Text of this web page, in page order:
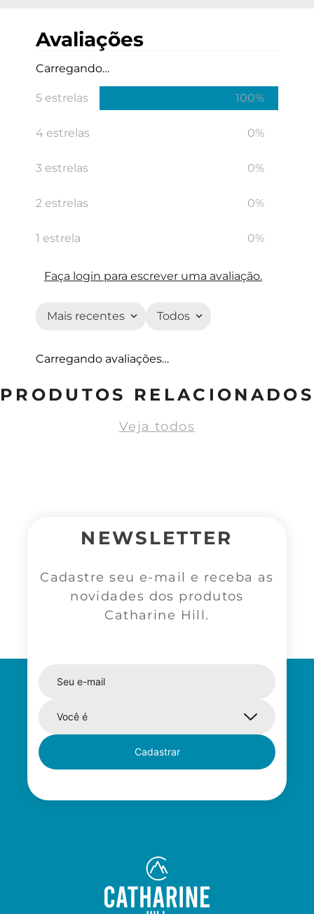
Avaliações
Carregando…
5 estrelas 100%
4 estrelas 0%
3 estrelas 0%
2 estrelas 0%
1 estrela 0%
Faça login para escrever uma avaliação.
Mais recentes Todos
Carregando avaliações…
PRODUTOS RELACIONADOS
Veja todos
NEWSLETTER
Cadastre seu e-mail e receba as
novidades dos produtos
Catharine Hill.
Cadastrar